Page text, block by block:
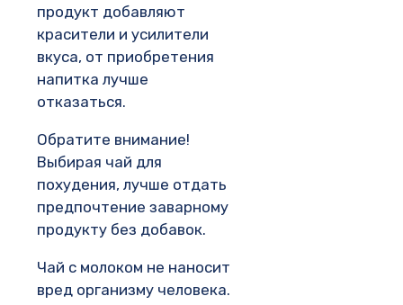
продукт добавляют
красители и усилители
вкуса, от приобретения
напитка лучше
отказаться.
Обратите внимание!
Выбирая чай для
похудения, лучше отдать
предпочтение заварному
продукту без добавок.
Чай с молоком не наносит
вред организму человека.